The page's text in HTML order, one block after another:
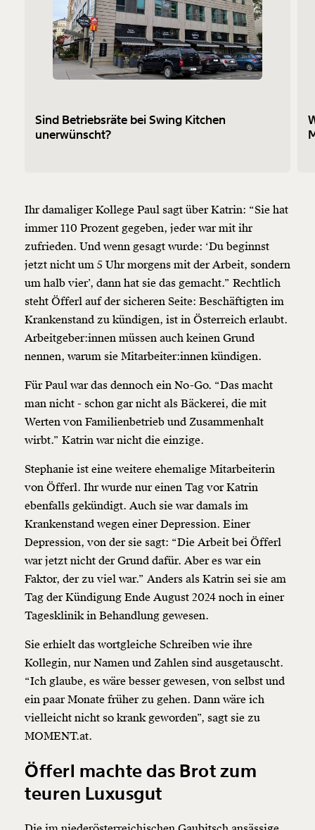
Sind Betriebsräte bei Swing Kitchen
unerwünscht?
Ihr damaliger Kollege Paul sagt über Katrin: “Sie hat
immer 110 Prozent gegeben, jeder war mit ihr
zufrieden. Und wenn gesagt wurde: ‘Du beginnst
jetzt nicht um 5 Uhr morgens mit der Arbeit, sondern
um halb vier’, dann hat sie das gemacht.” Rechtlich
steht Öfferl auf der sicheren Seite: Beschäftigten im
Krankenstand zu kündigen, ist in Österreich erlaubt.
Arbeitgeber:innen müssen auch keinen Grund
nennen, warum sie Mitarbeiter:innen kündigen.
Für Paul war das dennoch ein No-Go. “Das macht
man nicht - schon gar nicht als Bäckerei, die mit
Werten von Familienbetrieb und Zusammenhalt
wirbt.” Katrin war nicht die einzige.
Stephanie ist eine weitere ehemalige Mitarbeiterin
von Öfferl. Ihr wurde nur einen Tag vor Katrin
ebenfalls gekündigt. Auch sie war damals im
Krankenstand wegen einer Depression. Einer
Depression, von der sie sagt: “Die Arbeit bei Öfferl
war jetzt nicht der Grund dafür. Aber es war ein
Faktor, der zu viel war.” Anders als Katrin sei sie am
Tag der Kündigung Ende August 2024 noch in einer
Tagesklinik in Behandlung gewesen.
Sie erhielt das wortgleiche Schreiben wie ihre
Kollegin, nur Namen und Zahlen sind ausgetauscht.
“Ich glaube, es wäre besser gewesen, von selbst und
ein paar Monate früher zu gehen. Dann wäre ich
vielleicht nicht so krank geworden”, sagt sie zu
MOMENT.at.
Öfferl machte das Brot zum
teuren Luxusgut